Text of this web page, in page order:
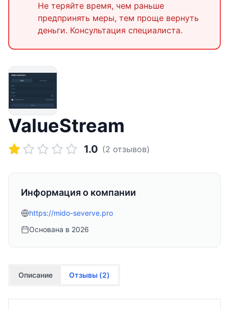
Не теряйте время, чем раньше
предпринять меры, тем проще вернуть
деньги. Консультация специалиста.
ValueStream
1.0 (2 отзывов)
Информация о компании
https://mido-severve.pro
Основана в 2026
Описание Отзывы (2)